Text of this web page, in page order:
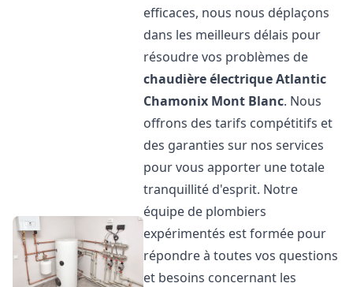
efficaces, nous nous déplaçons
dans les meilleurs délais pour
résoudre vos problèmes de
chaudière électrique Atlantic
Chamonix Mont Blanc. Nous
offrons des tarifs compétitifs et
des garanties sur nos services
pour vous apporter une totale
tranquillité d'esprit. Notre
équipe de plombiers
expérimentés est formée pour
répondre à toutes vos questions
et besoins concernant les